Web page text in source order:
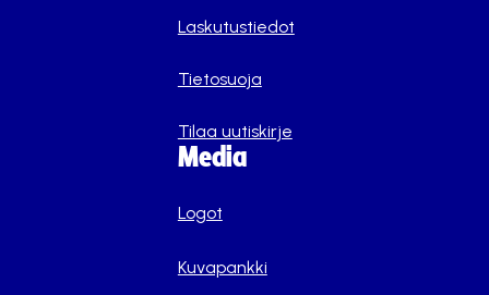
Laskutustiedot
Tietosuoja
Tilaa uutiskirje
Media
Logot
Kuvapankki